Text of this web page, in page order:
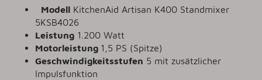
Modell KitchenAid Artisan K400 Standmixer
5KSB4026
Leistung 1.200 Watt
Motorleistung 1,5 PS (Spitze)
Geschwindigkeitsstufen 5 mit zusätzlicher
Impulsfunktion